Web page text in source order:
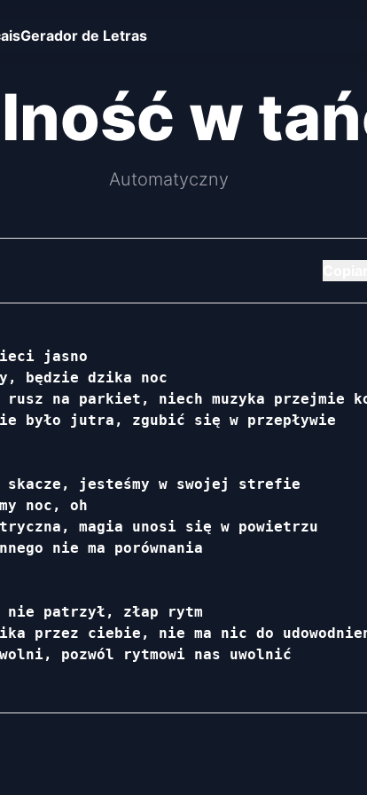
Gerador de Letras
w
Automatyczny
jasno
będzie dzika noc
na parkiet, niech muzyka przejmie
było jutra, zgubić się w przepływie
jesteśmy w swojej strefie
noc, oh
magia unosi się w powietrzu
nie ma porównania
patrzył, złap rytm
przez ciebie, nie ma nic do
pozwól rytmowi nas uwolnić